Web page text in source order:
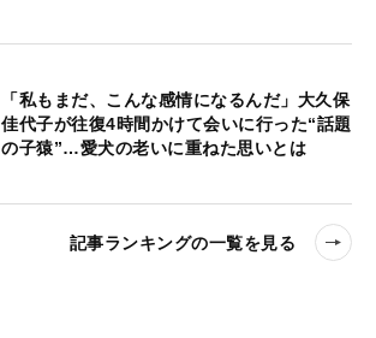
「私もまだ、こんな感情になるんだ」大久保
佳代子が往復4時間かけて会いに行った“話題
の子猿”…愛犬の老いに重ねた思いとは
記事ランキングの一覧を見る